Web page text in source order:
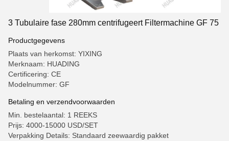
3 Tubulaire fase 280mm centrifugeert Filtermachine GF 75
Productgegevens
Plaats van herkomst: YIXING
Merknaam: HUADING
Certificering: CE
Modelnummer: GF
Betaling en verzendvoorwaarden
Min. bestelaantal: 1 REEKS
Prijs: 4000-15000 USD/SET
Verpakking Details: Standaard zeewaardig pakket